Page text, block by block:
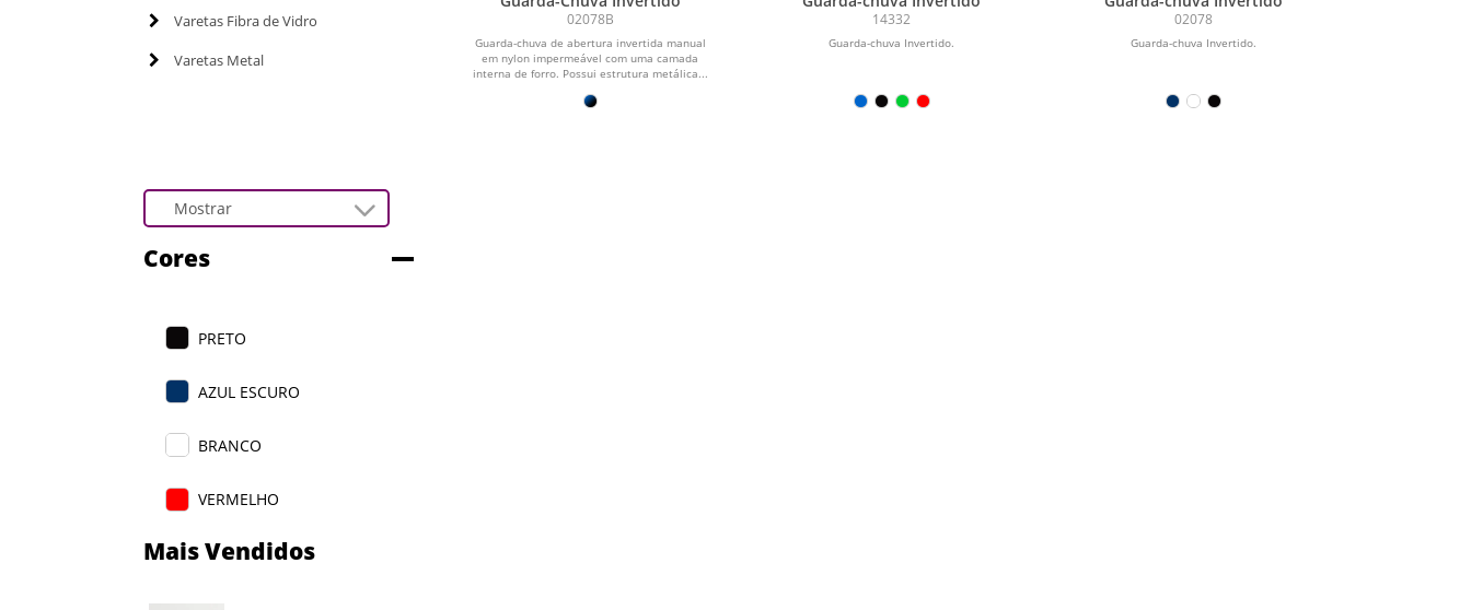
Varetas Fibra de Vidro
Varetas Metal
Cores
PRETO
AZUL ESCURO
BRANCO
VERMELHO
AZUL
Mais Vendidos
02078B
Guarda-chuva de abertura invertida manual
em nylon impermeável com uma camada
interna de forro. Possui estrutura metálica...
14332
Guarda-chuva Invertido.
02078
Guarda-chuva Invertido.